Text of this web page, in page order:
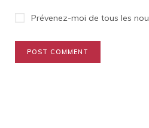
Prévenez-moi de tous les